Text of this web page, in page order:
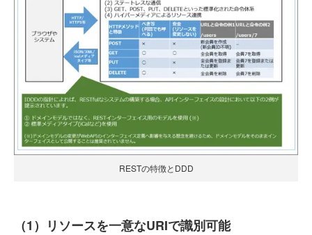
RESTの特徴とDDD
（1）リソースを一意なURIで識別可能